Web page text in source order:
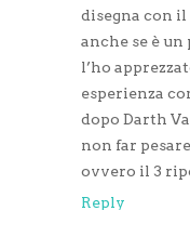
disegna con
anche se è
l’ho
esperienza
dopo Darth
non far
ovvero il 3
Reply